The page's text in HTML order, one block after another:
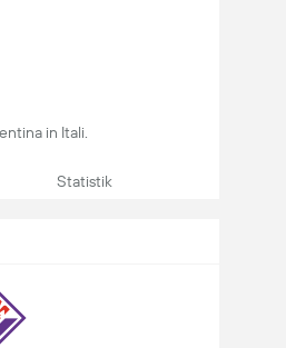
in Itali.
Statistik